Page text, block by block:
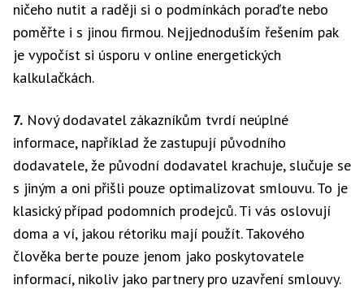
ničeho nutit a raději si o podmínkách poraďte nebo
poměřte i s jinou firmou. Nejjednoduším řešením pak
je vypočíst si úsporu v online energetických
kalkulačkách.
7. Nový dodavatel zákazníkům tvrdí neúplné
informace, například že zastupují původního
dodavatele, že původní dodavatel krachuje, slučuje se
s jiným a oni přišli pouze optimalizovat smlouvu. To je
klasický případ podomních prodejců. Ti vás oslovují
doma a ví, jakou rétoriku mají použít. Takového
člověka berte pouze jenom jako poskytovatele
informací, nikoliv jako partnery pro uzavření smlouvy.